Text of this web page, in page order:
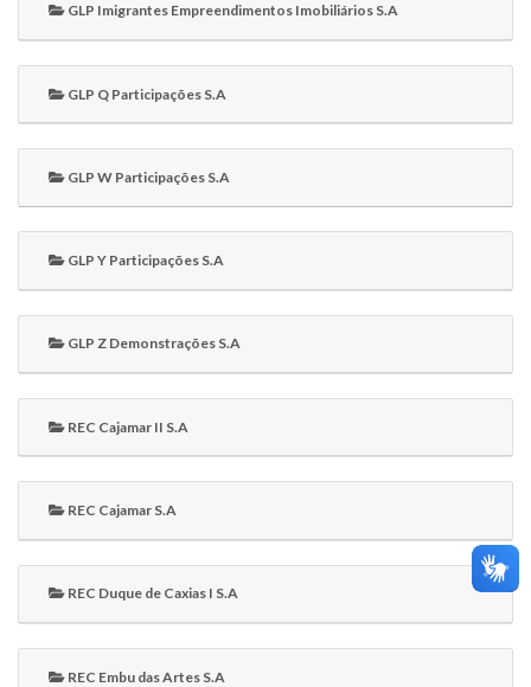
GLP Imigrantes Empreendimentos Imobiliários S.A
GLP Q Participações S.A
GLP W Participações S.A
GLP Y Participações S.A
GLP Z Demonstrações S.A
REC Cajamar II S.A
REC Cajamar S.A
REC Duque de Caxias I S.A
REC Embu das Artes S.A